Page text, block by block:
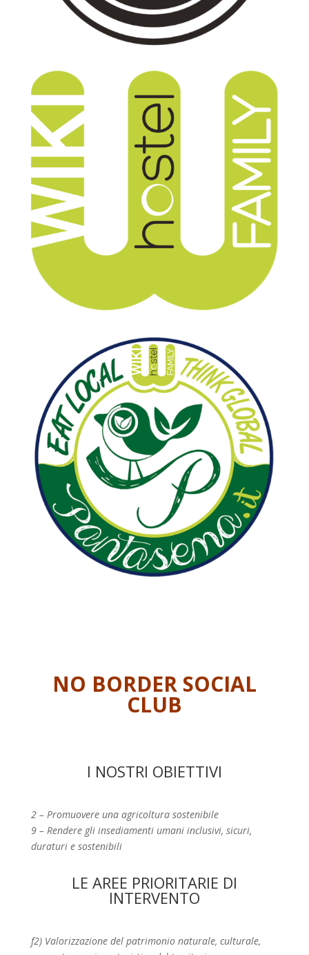
NO BORDER SOCIAL
CLUB
I NOSTRI OBIETTIVI
2 – Promuovere una agricoltura sostenibile
9 – Rendere gli insediamenti umani inclusivi, sicuri,
duraturi e sostenibili
LE AREE PRIORITARIE DI
INTERVENTO
f2) Valorizzazione del patrimonio naturale, culturale,